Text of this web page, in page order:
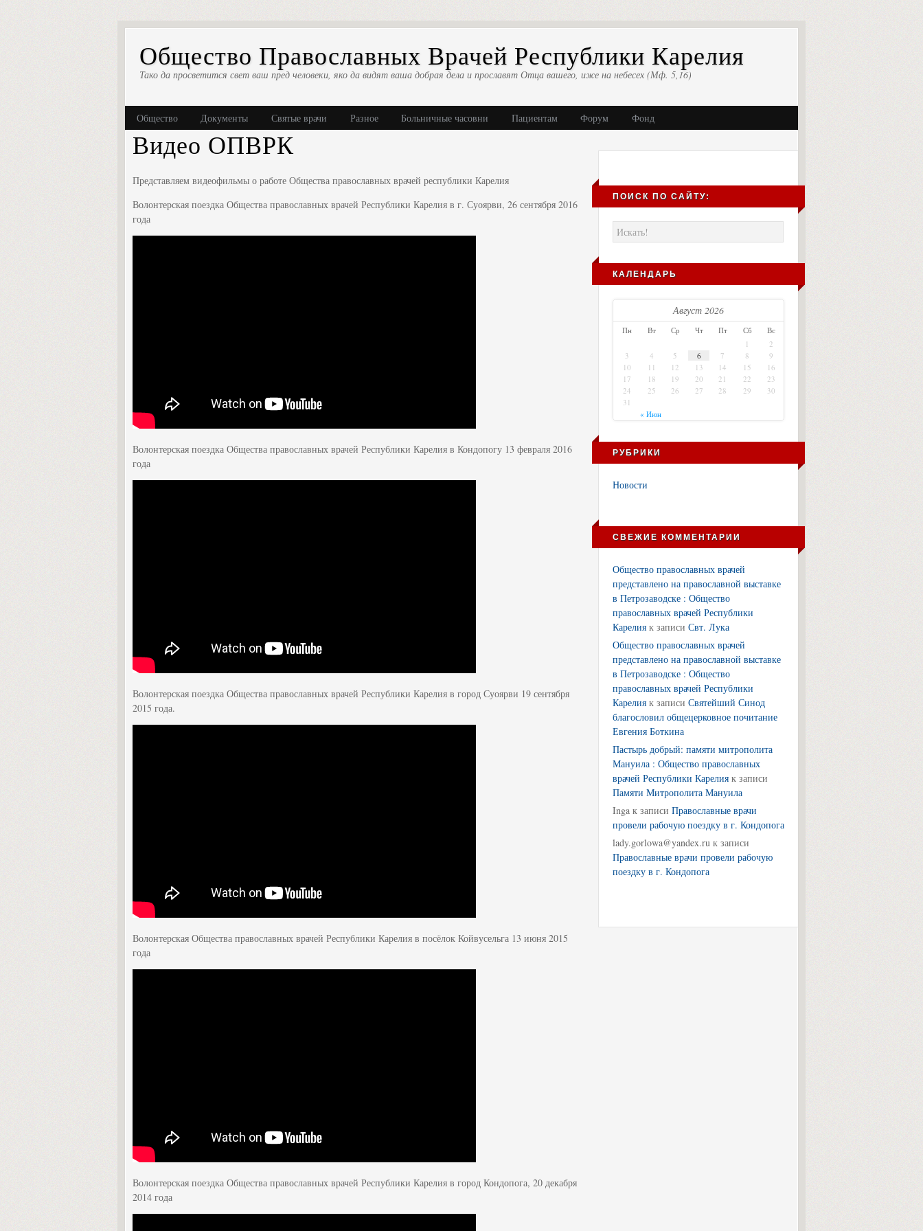
Общество Православных Врачей Республики Карелия
Тако да просветится свет ваш пред человеки, яко да видят ваша добрая дела и прославят Отца вашего, иже на небесех (Мф. 5,16)
Общество Документы Святые врачи Разное Больничные часовни Пациентам Форум Фонд
Видео ОПВРК
Представляем видеофильмы о работе Общества православных врачей республики Карелия
Волонтерская поездка Общества православных врачей Республики Карелия в г. Суоярви, 26 сентября 2016
года
Волонтерская поездка Общества православных врачей Республики Карелия в Кондопогу 13 февраля 2016
года
Волонтерская поездка Общества православных врачей Республики Карелия в город Суоярви 19 сентября
2015 года.
Волонтерская Общества православных врачей Республики Карелия в посёлок Койвусельга 13 июня 2015
года
Волонтерская поездка Общества православных врачей Республики Карелия в город Кондопога, 20 декабря
2014 года
ПОИСК ПО САЙТУ:
КАЛЕНДАРЬ
Август 2026
Пн Вт Ср Чт Пт Сб Вс
« Июн
1
2
3
4 5 6 7 8
9
10
11 12 13 14 15
16
17
18 19 20 21 22
23
24
25 26 27 28 29
30
31
РУБРИКИ
Новости
СВЕЖИЕ КОММЕНТАРИИ
Общество православных врачей
представлено на православной выставке
в Петрозаводске : Общество
православных врачей Республики
Карелия к записи Свт. Лука
Общество православных врачей
представлено на православной выставке
в Петрозаводске : Общество
православных врачей Республики
Карелия к записи Святейший Синод
благословил общецерковное почитание
Евгения Боткина
Пастырь добрый: памяти митрополита
Мануила : Общество православных
врачей Республики Карелия к записи
Памяти Митрополита Мануила
Inga к записи Православные врачи
провели рабочую поездку в г. Кондопога
lady.gorlowa@yandex.ru к записи
Православные врачи провели рабочую
поездку в г. Кондопога